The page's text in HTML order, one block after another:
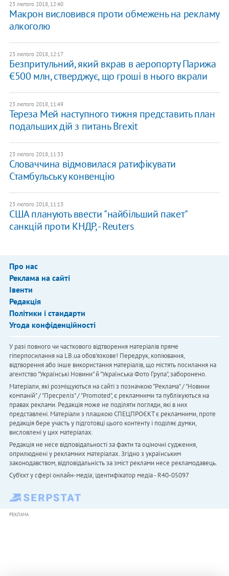
23 лютого 2018, 12:40
Макрон висловився проти обмежень на рекламу
алкоголю
23 лютого 2018, 12:17
Безпритульний, який вкрав в аеропорту Парижа
€500 млн, стверджує, що гроші в нього вкрали
23 лютого 2018, 11:49
Тереза Мей наступного тижня представить план
подальших дій з питань Brexit
23 лютого 2018, 11:33
Словаччина відмовилася ратифікувати
Стамбульську конвенцію
23 лютого 2018, 11:13
США планують ввести "найбільший пакет"
санкцій проти КНДР, - Reuters
Про нас
Реклама на сайті
Івенти
Редакція
Політики і стандарти
Угода конфіденційності
У разі повного чи часткового відтворення матеріалів пряме
гіперпосилання на LB.ua обов'язкове! Передрук, копіювання,
відтворення або інше використання матеріалів, що містять посилання на
агентство "Українськi Новини" й "Українська Фото Група", заборонено.
Матеріали, які розміщуються на сайті з позначкою "Реклама" / "Новини
компаній" / "Пресреліз" / "Promoted", є рекламними та публікуються на
правах реклами. Редакція може не поділяти погляди, які в них
представлені. Матеріали з плашкою СПЕЦПРОЄКТ є рекламними, проте
редакція бере участь у підготовці цього контенту і поділяє думки,
висловлені у цих матеріалах.
Редакція не несе відповідальності за факти та оціночні судження,
оприлюднені у рекламних матеріалах. Згідно з українським
законодавством, відповідальність за зміст реклами несе рекламодавець.
Cуб'єкт у сфері онлайн-медіа; ідентифікатор медіа - R40-05097
РЕКЛАМА